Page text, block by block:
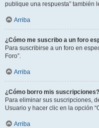
publique una respuesta” también
Arriba
¿Cómo me suscribo a un foro
Para suscribirse a un foro en
Foro”.
Arriba
¿Cómo borro mis suscripciones?
Para eliminar sus suscripciones,
Usuario y hacer clic en la opción
Arriba